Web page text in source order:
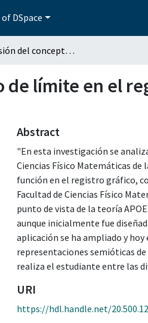
DSpace
Comprensión del concepto de límite en el registro gráfico en estudiantes de matemáticas y actuaría
de límite en el
Abstract
"En esta investigación se
Ciencias Físico Matemáticas de
función en el registro gráfico,
Facultad de Ciencias Físico
punto de vista de la teoría
aunque inicialmente fue
aplicación se ha ampliado y
representaciones semióticas
realiza el estudiante entre las
URI
https://hdl.handle.net/